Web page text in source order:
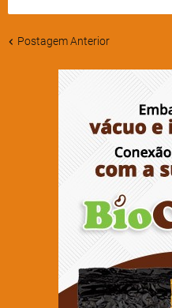
Postagem Anterior